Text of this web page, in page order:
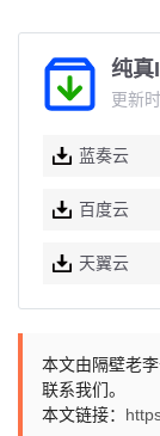
纯真
更新
蓝奏云
百度云
天翼云
本文由隔壁老
联系我们。
本文链接：